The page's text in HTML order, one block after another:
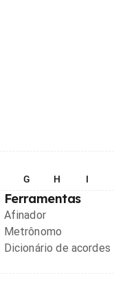
G H I
Ferramentas
Afinador
Metrônomo
Dicionário de acordes